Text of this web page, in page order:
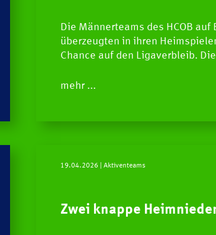
TEAMS
SPIELE
Die Männerteams des HCOB auf
überzeugten in ihren
Chance auf den Ligaverbleib.
mehr ...
19.04.2026 | Aktiventeams
Zwei knappe